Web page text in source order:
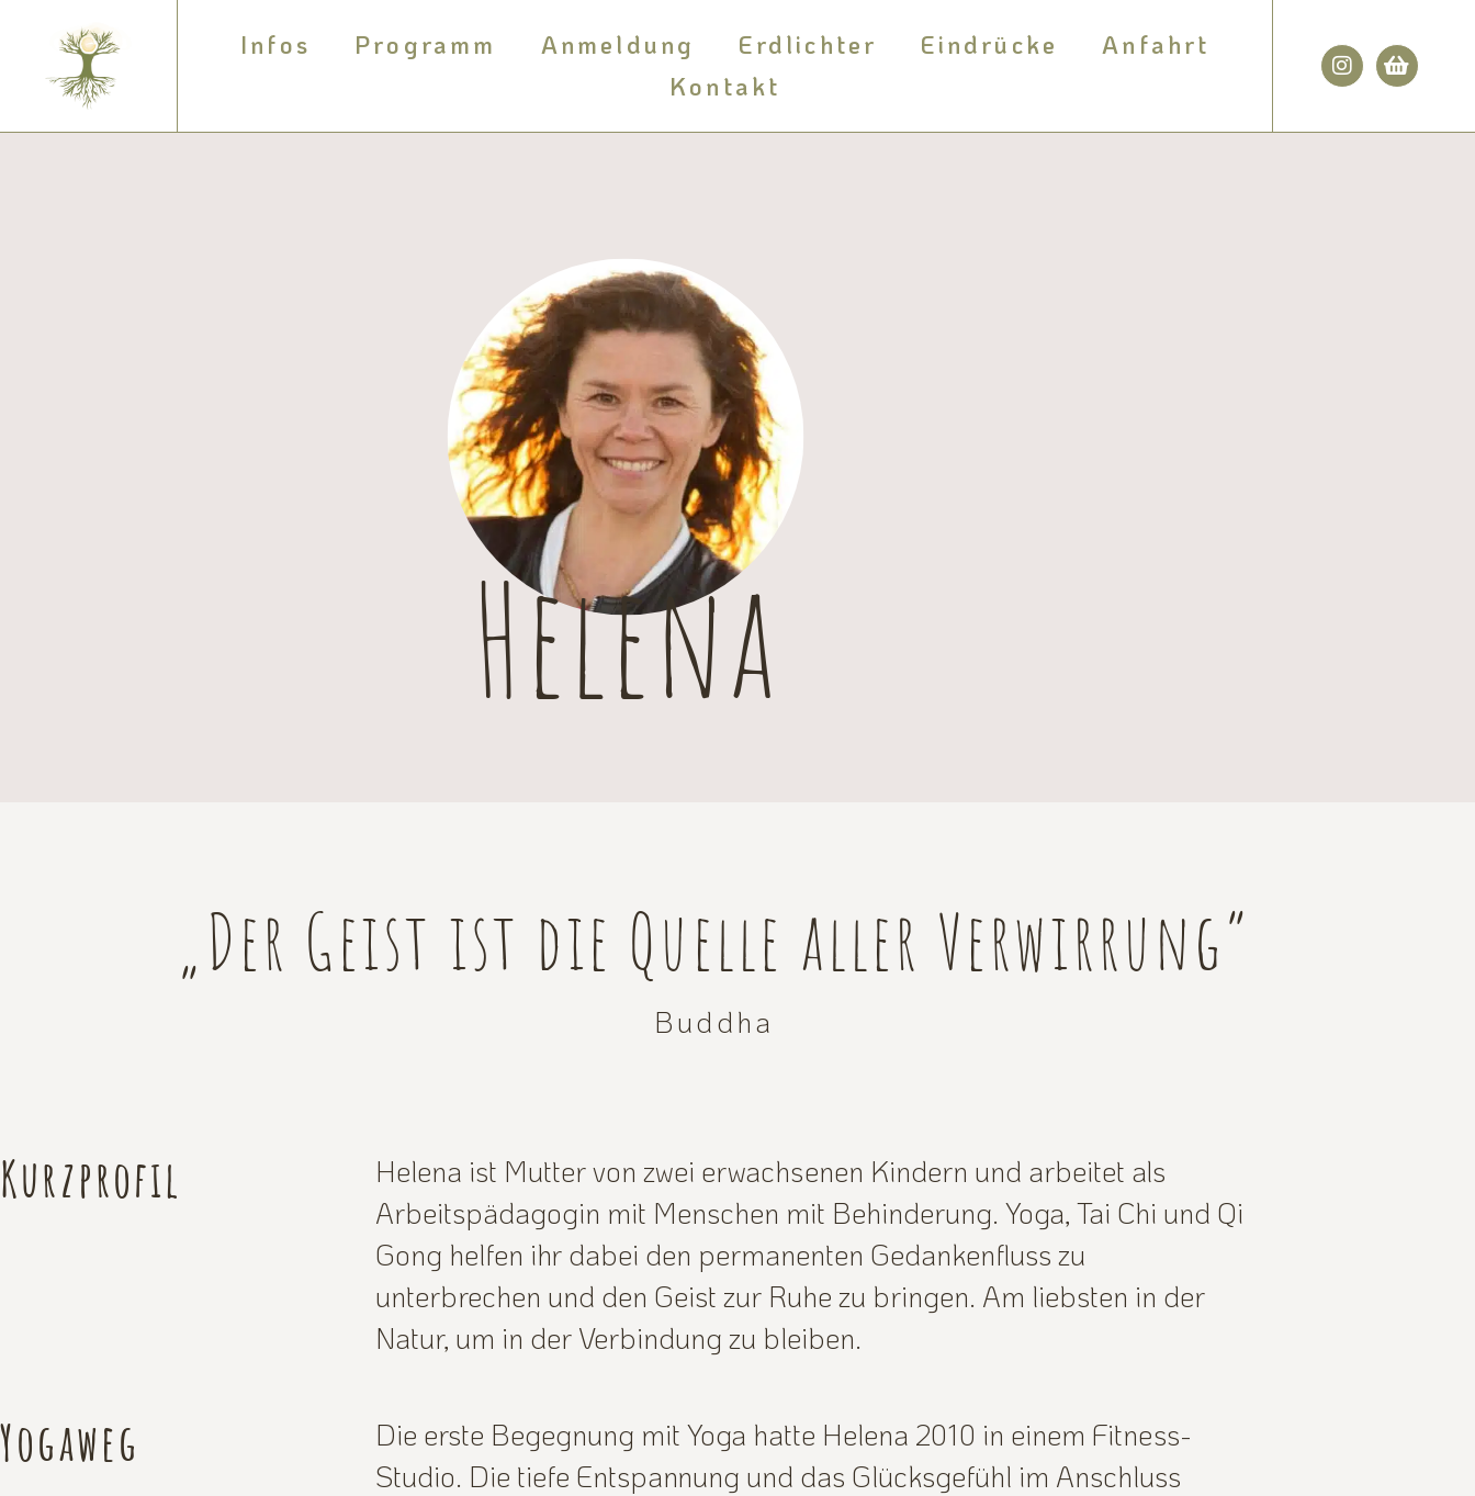
Infos Programm Anmeldung Erdlichter Eindrücke
Anfahrt
Kontakt
Helena
„Der Geist ist die Quelle aller Verwirrung”
Buddha
Kurzprofil
Helena ist Mutter von zwei erwachsenen Kindern und arbeitet als
Arbeitspädagogin mit Menschen mit Behinderung. Yoga, Tai Chi und Qi
Gong helfen ihr dabei den permanenten Gedankenfluss zu
unterbrechen und den Geist zur Ruhe zu bringen. Am liebsten in der
Natur, um in der Verbindung zu bleiben.
Yogaweg
Die erste Begegnung mit Yoga hatte Helena 2010 in einem Fitness-
Studio. Die tiefe Entspannung und das Glücksgefühl im Anschluss